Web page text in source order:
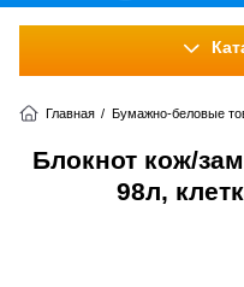
Главная / Бумажно-беловые
Блокнот кож/
98л,